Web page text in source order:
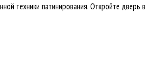
техники патинирования. Откройте дверь в